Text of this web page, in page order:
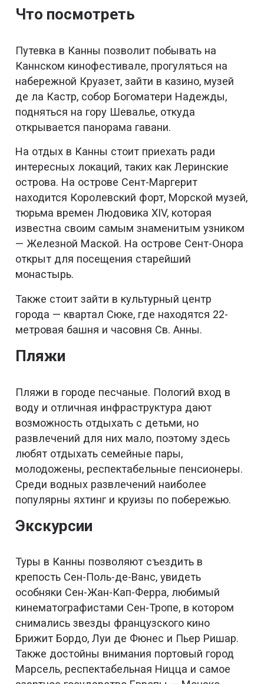
Что посмотреть
Путевка в Канны позволит побывать на
Каннском кинофестивале, прогуляться на
набережной Круазет, зайти в казино, музей
де ла Кастр, собор Богоматери Надежды,
подняться на гору Шевалье, откуда
открывается панорама гавани.
На отдых в Канны стоит приехать ради
интересных локаций, таких как Леринские
острова. На острове Сент-Маргерит
находится Королевский форт, Морской музей,
тюрьма времен Людовика XIV, которая
известна своим самым знаменитым узником
— Железной Маской. На острове Сент-Онора
открыт для посещения старейший
монастырь.
Также стоит зайти в культурный центр
города — квартал Сюке, где находятся 22-
метровая башня и часовня Св. Анны.
Пляжи
Пляжи в городе песчаные. Пологий вход в
воду и отличная инфраструктура дают
возможность отдыхать с детьми, но
развлечений для них мало, поэтому здесь
любят отдыхать семейные пары,
молодожены, респектабельные пенсионеры.
Среди водных развлечений наиболее
популярны яхтинг и круизы по побережью.
Экскурсии
Туры в Канны позволяют съездить в
крепость Сен-Поль-де-Ванс, увидеть
особняки Сен-Жан-Кап-Ферра, любимый
кинематографистами Сен-Тропе, в котором
снимались звезды французского кино
Брижит Бордо, Луи де Фюнес и Пьер Ришар.
Также достойны внимания портовый город
Марсель, респектабельная Ницца и самое